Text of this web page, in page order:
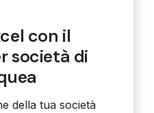
con il
società di
della tua società